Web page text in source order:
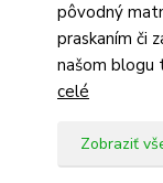
pôvodný
praskaním či
našom blogu
celé
Zobraziť